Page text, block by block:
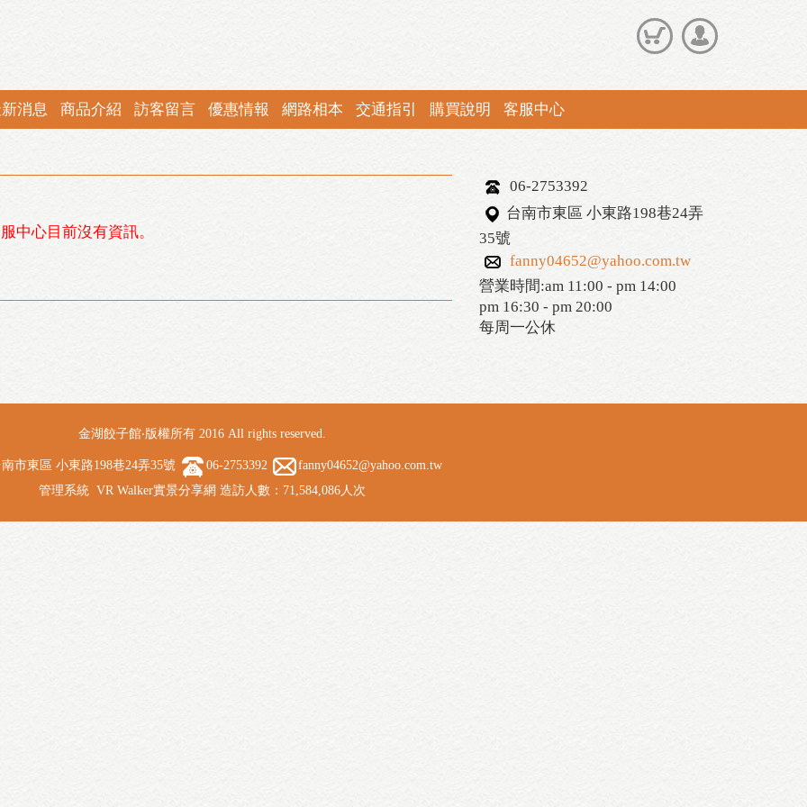
消息 商品介紹 訪客留言 優惠情報 網路相本 交通指引 購買說明 客服中心
中心目前沒有資訊。
06-2753392
台南市東區 小東路198巷24弄
35號
fanny04652@yahoo.com.tw
營業時間:am 11:00 - pm 14:00
pm 16:30 - pm 20:00
每周一公休
金湖餃子館‧版權所有 2016 All rights reserved.
市東區 小東路198巷24弄35號 06-2753392
fanny04652@yahoo.com.tw
管理系統 VR Walker實景分享網 造訪人數：71,584,086人次